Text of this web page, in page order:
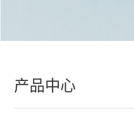
产品中心